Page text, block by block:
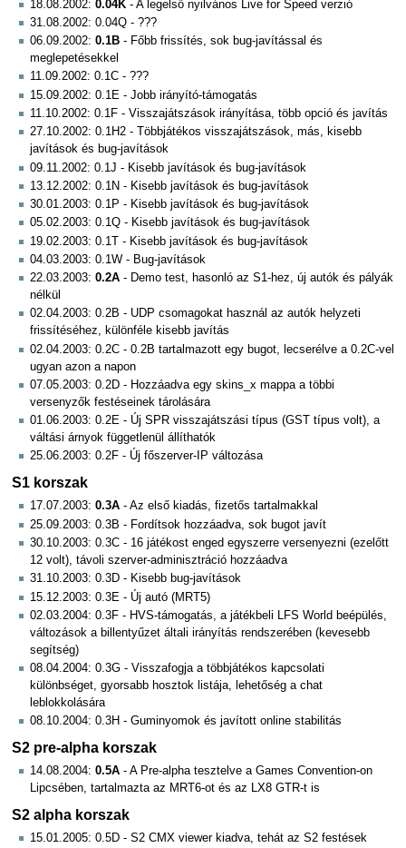
18.08.2002: 0.04K - A legelső nyilvános Live for Speed verzió
31.08.2002: 0.04Q - ???
06.09.2002: 0.1B - Főbb frissítés, sok bug-javítással és
meglepetésekkel
11.09.2002: 0.1C - ???
15.09.2002: 0.1E - Jobb irányító-támogatás
11.10.2002: 0.1F - Visszajátszások irányítása, több opció és javítás
27.10.2002: 0.1H2 - Többjátékos visszajátszások, más, kisebb
javítások és bug-javítások
09.11.2002: 0.1J - Kisebb javítások és bug-javítások
13.12.2002: 0.1N - Kisebb javítások és bug-javítások
30.01.2003: 0.1P - Kisebb javítások és bug-javítások
05.02.2003: 0.1Q - Kisebb javítások és bug-javítások
19.02.2003: 0.1T - Kisebb javítások és bug-javítások
04.03.2003: 0.1W - Bug-javítások
22.03.2003: 0.2A - Demo test, hasonló az S1-hez, új autók és pályák
nélkül
02.04.2003: 0.2B - UDP csomagokat használ az autók helyzeti
frissítéséhez, különféle kisebb javítás
02.04.2003: 0.2C - 0.2B tartalmazott egy bugot, lecserélve a 0.2C-vel
ugyan azon a napon
07.05.2003: 0.2D - Hozzáadva egy skins_x mappa a többi
versenyzők festéseinek tárolására
01.06.2003: 0.2E - Új SPR visszajátszási típus (GST típus volt), a
váltási árnyok függetlenül állíthatók
25.06.2003: 0.2F - Új főszerver-IP változása
S1 korszak
17.07.2003: 0.3A - Az első kiadás, fizetős tartalmakkal
25.09.2003: 0.3B - Fordítsok hozzáadva, sok bugot javít
30.10.2003: 0.3C - 16 játékost enged egyszerre versenyezni (ezelőtt
12 volt), távoli szerver-adminisztráció hozzáadva
31.10.2003: 0.3D - Kisebb bug-javítások
15.12.2003: 0.3E - Új autó (MRT5)
02.03.2004: 0.3F - HVS-támogatás, a játékbeli LFS World beépülés,
változások a billentyűzet általi irányítás rendszerében (kevesebb
segítség)
08.04.2004: 0.3G - Visszafogja a többjátékos kapcsolati
különbséget, gyorsabb hosztok listája, lehetőség a chat
leblokkolására
08.10.2004: 0.3H - Guminyomok és javított online stabilitás
S2 pre-alpha korszak
14.08.2004: 0.5A - A Pre-alpha tesztelve a Games Convention-on
Lipcsében, tartalmazta az MRT6-ot és az LX8 GTR-t is
S2 alpha korszak
15.01.2005: 0.5D - S2 CMX viewer kiadva, tehát az S2 festések